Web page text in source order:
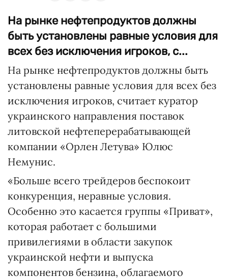
На рынке нефтепродуктов должны
быть установлены равные условия для
всех без исключения игроков, с...
На рынке нефтепродуктов должны быть
установлены равные условия для всех без
исключения игроков, считает куратор
украинского направления поставок
литовской нефтеперерабатывающей
компании «Орлен Летува» Юлюс
Немунис.
«Больше всего трейдеров беспокоит
конкуренция, неравные условия.
Особенно это касается группы «Приват»,
которая работает с большими
привилегиями в области закупок
украинской нефти и выпуска
компонентов бензина, облагаемого